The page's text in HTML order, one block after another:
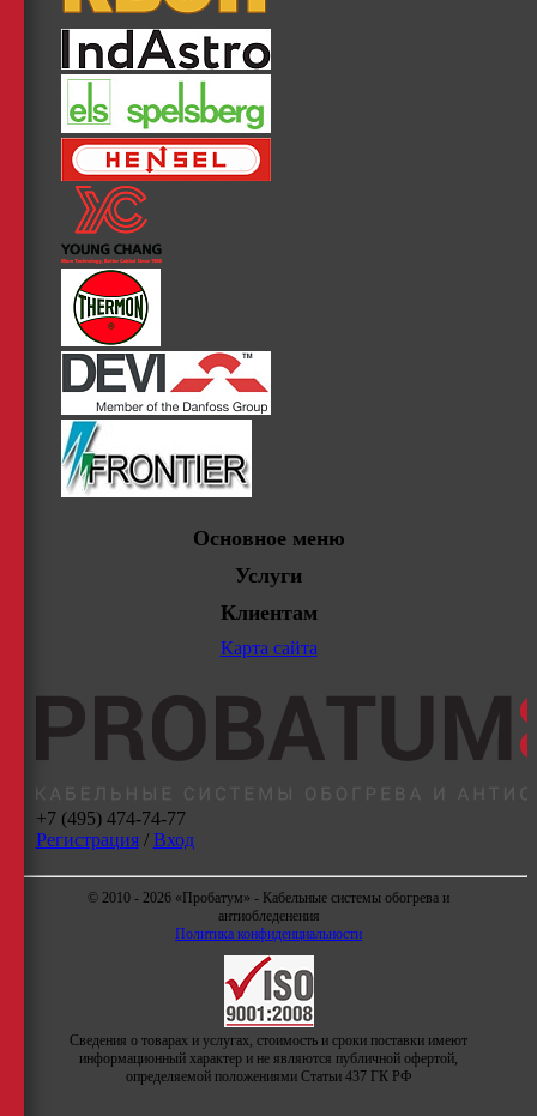
Основное меню
Услуги
Клиентам
Карта сайта
+7 (495) 474-74-77
Регистрация/ Вход
© 2010 - 2026 «Пробатум» - Кабельные системы обогрева и
антиобледенения
Политика конфиденциальности
Сведения о товарах и услугах, стоимость и сроки поставки имеют
информационный характер и не являются публичной офертой,
определяемой положениями Статьи 437 ГК РФ